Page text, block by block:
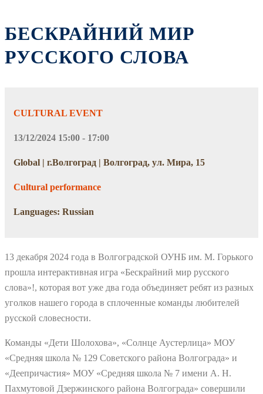
БЕСКРАЙНИЙ МИР
РУССКОГО СЛОВА
CULTURAL EVENT
13/12/2024 15:00 - 17:00
Global | г.Волгоград | Волгоград, ул. Мира, 15
Cultural performance
Languages: Russian
13 декабря 2024 года в Волгоградской ОУНБ им. М. Горького
прошла интерактивная игра «Бескрайний мир русского
слова»!, которая вот уже два года объединяет ребят из разных
уголков нашего города в сплоченные команды любителей
русской словесности.
Команды «Дети Шолохова», «Солнце Аустерлица» МОУ
«Средняя школа № 129 Советского района Волгограда» и
«Деепричастия» МОУ «Средняя школа № 7 имени А. Н.
Пахмутовой Дзержинского района Волгограда» совершили